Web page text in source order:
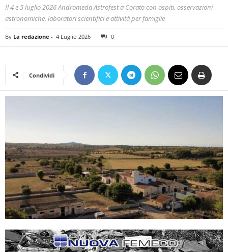
Il 4 e 5 luglio 2026 Andromeda Astrofest a Corato con ospiti, osservazioni
astronomiche, laboratori scientifici e attività per famiglie
By La redazione - 4 Luglio 2026 0
Condividi